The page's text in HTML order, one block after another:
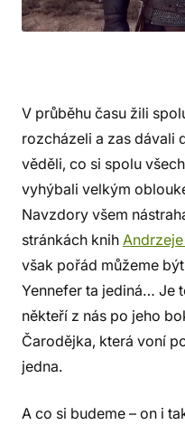
V průběhu času žili
rozcházeli a zas dávali
věděli, co si spolu
vyhýbali velkým
Navzdory všem
stránkách knih
však pořád můžeme
Yennefer ta jediná… Je
někteří z nás po jeho
Čarodějka, která voní
jedna.
A co si budeme – on i